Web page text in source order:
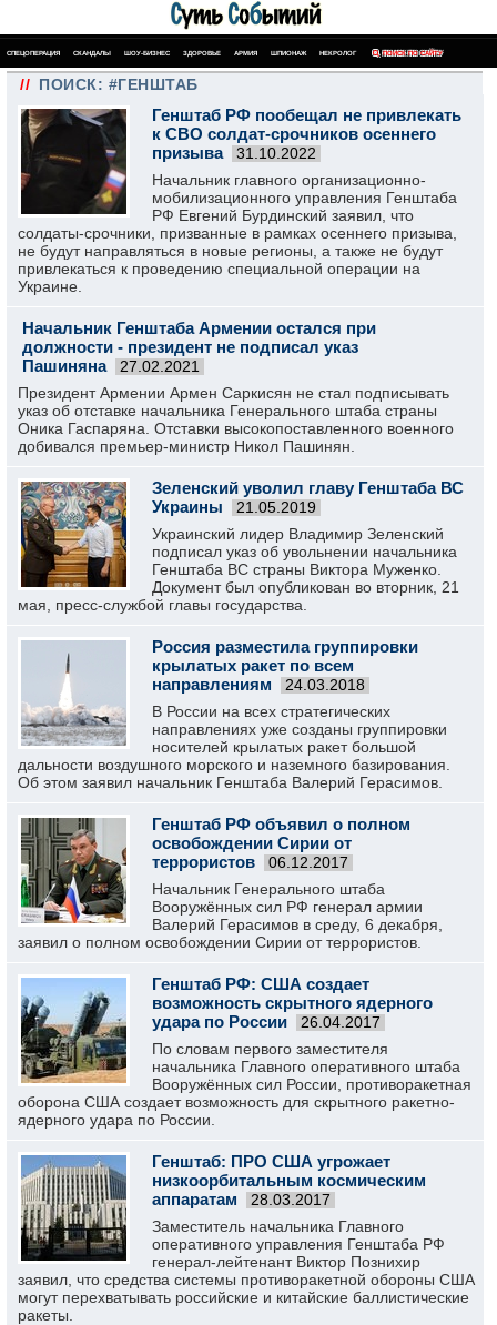
СПЕЦОПЕРАЦИЯ СКАНДАЛЫ ШОУ-БИЗНЕС ЗДОРОВЬЕ АРМИЯ ШПИОНАЖ НЕКРОЛОГ ПОИСК ПО САЙТУ
// ПОИСК: #ГЕНШТАБ
Генштаб РФ пообещал не привлекать
к СВО солдат-срочников осеннего
призыва
31.10.2022
Начальник главного организационно-
мобилизационного управления Генштаба
РФ Евгений Бурдинский заявил, что
солдаты-срочники, призванные в рамках осеннего призыва,
не будут направляться в новые регионы, а также не будут
привлекаться к проведению специальной операции на
Украине.
Начальник Генштаба Армении остался при
должности - президент не подписал указ
Пашиняна
27.02.2021
Президент Армении Армен Саркисян не стал подписывать
указ об отставке начальника Генерального штаба страны
Оника Гаспаряна. Отставки высокопоставленного военного
добивался премьер-министр Никол Пашинян.
Зеленский уволил главу Генштаба ВС
Украины
21.05.2019
Украинский лидер Владимир Зеленский
подписал указ об увольнении начальника
Генштаба ВС страны Виктора Муженко.
Документ был опубликован во вторник, 21
мая, пресс-службой главы государства.
Россия разместила группировки
крылатых ракет по всем
направлениям
24.03.2018
В России на всех стратегических
направлениях уже созданы группировки
носителей крылатых ракет большой
дальности воздушного морского и наземного базирования.
Об этом заявил начальник Генштаба Валерий Герасимов.
Генштаб РФ объявил о полном
освобождении Сирии от
террористов
06.12.2017
Начальник Генерального штаба
Вооружённых сил РФ генерал армии
Валерий Герасимов в среду, 6 декабря,
заявил о полном освобождении Сирии от террористов.
Генштаб РФ: США создает
возможность скрытного ядерного
удара по России
26.04.2017
По словам первого заместителя
начальника Главного оперативного штаба
Вооружённых сил России, противоракетная
оборона США создает возможность для скрытного ракетно-
ядерного удара по России.
Генштаб: ПРО США угрожает
низкоорбитальным космическим
аппаратам
28.03.2017
Заместитель начальника Главного
оперативного управления Генштаба РФ
генерал-лейтенант Виктор Познихир
заявил, что средства системы противоракетной обороны США
могут перехватывать российские и китайские баллистические
ракеты.